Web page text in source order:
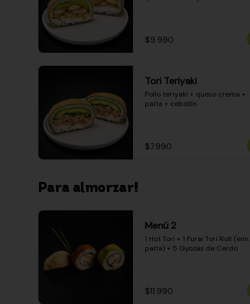
$9.990
Tori Teriyaki
Pollo teriyaki + queso crema +
palta + cebollín
$7.990
Para almorzar!
Menú 2
1 Hot Tori + 1 Furai Tori Roll (env.
palta) + 5 Gyozas de Cerdo
$11.990